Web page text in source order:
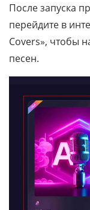
После запуска
перейдите в
Covers», чтобы
песен.